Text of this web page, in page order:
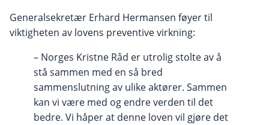
Generalsekretær Erhard Hermansen føyer til
viktigheten av lovens preventive virkning:
– Norges Kristne Råd er utrolig stolte av å
stå sammen med en så bred
sammenslutning av ulike aktører. Sammen
kan vi være med og endre verden til det
bedre. Vi håper at denne loven vil gjøre det